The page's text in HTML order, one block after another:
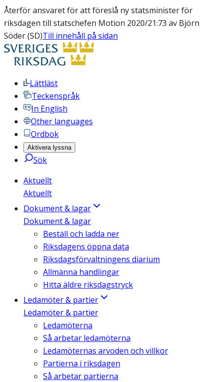
Återför ansvaret för att föreslå ny statsminister för
riksdagen till statschefen Motion 2020/21:73 av Björn
Söder (SD)Till innehåll på sidan
Lättläst
Teckenspråk
In English
Other languages
Ordbok
Aktivera lyssna
Sök
Aktuellt
Aktuellt
Dokument & lagar
Dokument & lagar
Beställ och ladda ner
Riksdagens öppna data
Riksdagsförvaltningens diarium
Allmänna handlingar
Hitta äldre riksdagstryck
Ledamöter & partier
Ledamöter & partier
Ledamöterna
Så arbetar ledamöterna
Ledamöternas arvoden och villkor
Partierna i riksdagen
Så arbetar partierna